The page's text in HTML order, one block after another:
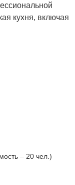
кухня, включая
– 20 чел.)